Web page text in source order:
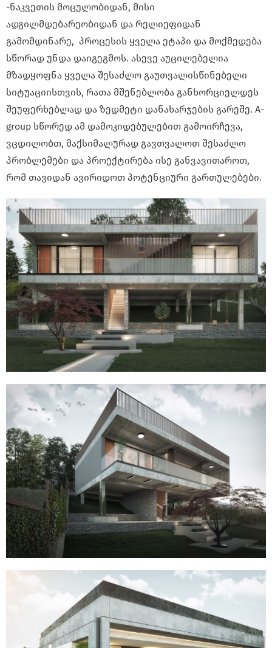
-ნაკვეთის მოცულობიდან, მისი
ადგილმდებარეობიდან და რელიეფიდან
გამომდინარე, პროცესის ყველა ეტაპი და მოქმედება
სწორად უნდა დაიგეგმოს. ასევე აუცილებელია
მზადყოფნა ყველა შესაძლო გაუთვალისწინებელი
სიტუაციისთვის, რათა მშენებლობა განხორციელდეს
შეუფერხებლად და ზედმეტი დანახარჯების გარეშე. A-
group სწორედ ამ დამოკიდებულებით გამოირჩევა,
ვცდილობთ, მაქსიმალურად გავთვალოთ შესაძლო
პრობლემები და პროექტირება ისე განვავითაროთ,
რომ თავიდან ავირიდოთ პოტენციური გართულებები.